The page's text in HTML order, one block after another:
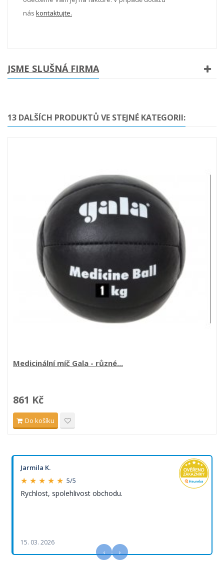
nás kontaktujte.
JSME SLUŠNÁ FIRMA
13 DALŠÍCH PRODUKTŮ VE STEJNÉ KATEGORII:
Medicinální míč Gala - různé...
861 Kč
Do košíku
Jarmila K.
★ ★ ★ ★ ★ 5/5
Rychlost, spolehlivost obchodu.
15. 03. 2026
‹ ›